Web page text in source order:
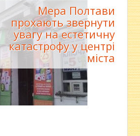
Мера Полтави
прохають звернути
увагу на естетичну
катастрофу у центрі
міста